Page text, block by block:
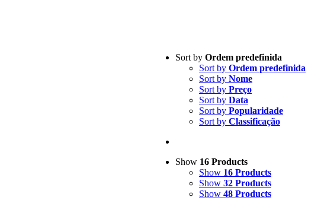
Sort by Ordem predefinida
Sort by Ordem predefinida
Sort by Nome
Sort by Preço
Sort by Data
Sort by Popularidade
Sort by Classificação
Show 16 Products
Show 16 Products
Show 32 Products
Show 48 Products